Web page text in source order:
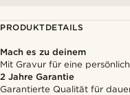
PRODUKTDETAILS
Mach es zu deinem
Mit Gravur für eine
2 Jahre Garantie
Garantierte Qualität für